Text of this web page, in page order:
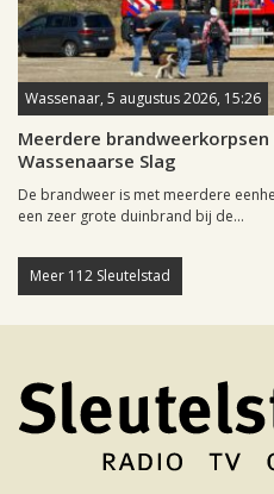
Wassenaar, 5 augustus 2026, 15:26
Meerdere
Wassenaarse Slag
De brandweer is met meerdere
een zeer grote duinbrand bij de...
Meer 112 Sleutelstad